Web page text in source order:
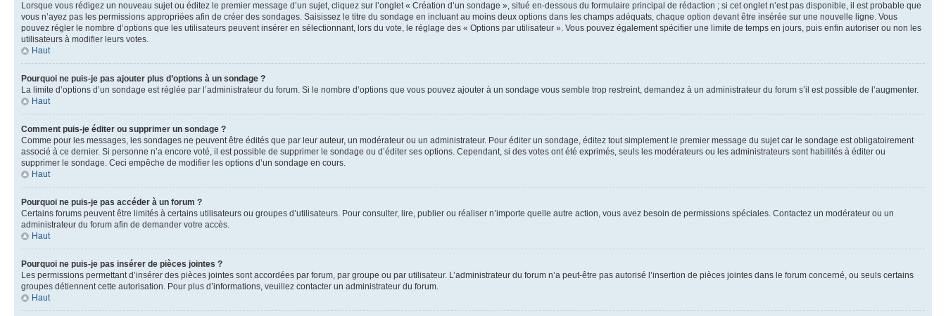
Lorsque vous rédigez un nouveau sujet ou éditez le premier message d’un sujet, cliquez sur l’onglet « Création d’un sondage », situé en-dessous du formulaire principal de rédaction ; si cet onglet n’est pas disponible, il est probable que
vous n’ayez pas les permissions appropriées afin de créer des sondages. Saisissez le titre du sondage en incluant au moins deux options dans les champs adéquats, chaque option devant être insérée sur une nouvelle ligne. Vous
pouvez régler le nombre d’options que les utilisateurs peuvent insérer en sélectionnant, lors du vote, le réglage des « Options par utilisateur ». Vous pouvez également spécifier une limite de temps en jours, puis enfin autoriser ou non les
utilisateurs à modifier leurs votes.
Haut
Pourquoi ne puis-je pas ajouter plus d’options à un sondage ?
La limite d’options d’un sondage est réglée par l’administrateur du forum. Si le nombre d’options que vous pouvez ajouter à un sondage vous semble trop restreint, demandez à un administrateur du forum s’il est possible de l’augmenter.
Haut
Comment puis-je éditer ou supprimer un sondage ?
Comme pour les messages, les sondages ne peuvent être édités que par leur auteur, un modérateur ou un administrateur. Pour éditer un sondage, éditez tout simplement le premier message du sujet car le sondage est obligatoirement
associé à ce dernier. Si personne n’a encore voté, il est possible de supprimer le sondage ou d’éditer ses options. Cependant, si des votes ont été exprimés, seuls les modérateurs ou les administrateurs sont habilités à éditer ou
supprimer le sondage. Ceci empêche de modifier les options d’un sondage en cours.
Haut
Pourquoi ne puis-je pas accéder à un forum ?
Certains forums peuvent être limités à certains utilisateurs ou groupes d’utilisateurs. Pour consulter, lire, publier ou réaliser n’importe quelle autre action, vous avez besoin de permissions spéciales. Contactez un modérateur ou un
administrateur du forum afin de demander votre accès.
Haut
Pourquoi ne puis-je pas insérer de pièces jointes ?
Les permissions permettant d’insérer des pièces jointes sont accordées par forum, par groupe ou par utilisateur. L’administrateur du forum n’a peut-être pas autorisé l’insertion de pièces jointes dans le forum concerné, ou seuls certains
groupes détiennent cette autorisation. Pour plus d’informations, veuillez contacter un administrateur du forum.
Haut